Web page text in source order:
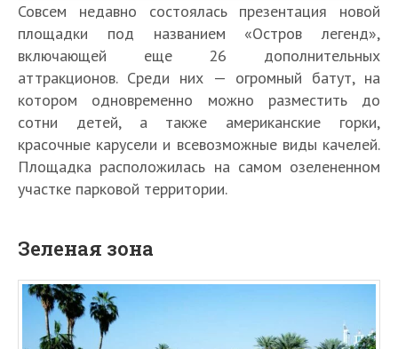
Совсем недавно состоялась презентация новой
площадки под названием «Остров легенд»,
включающей еще 26 дополнительных
аттракционов. Среди них — огромный батут, на
котором одновременно можно разместить до
сотни детей, а также американские горки,
красочные карусели и всевозможные виды качелей.
Площадка расположилась на самом озелененном
участке парковой территории.
Зеленая зона